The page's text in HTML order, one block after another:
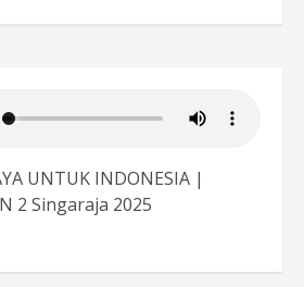
UNTUK INDONESIA |
2 Singaraja 2025